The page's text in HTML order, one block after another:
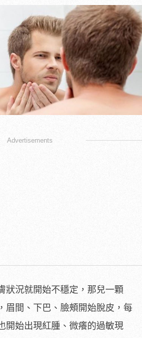
Advertisements
狀況就開始不穩定，那兒一顆
眉間、下巴、臉頰開始脫皮，每
開始出現紅腫、微癢的過敏現